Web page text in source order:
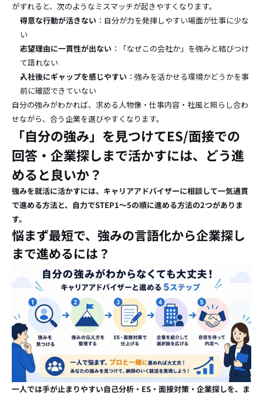
がずれると、次のようなミスマッチが起きやすくなります。
得意な行動が活きない ：自分が力を発揮しやすい場面が仕事に少な
い
志望理由に一貫性が出ない ：「なぜこの会社か」を強みと結びつけ
て語れない
入社後にギャップを感じやすい ：強みを活かせる環境かどうかを事
前に確認できていない
自分の強みがわかれば、求める人物像・仕事内容・社風と照らし合わ
せながら、合う企業を選びやすくなります。
「自分の強み」を見つけてES/面接での
回答・企業探しまで活かすには、どう進
めると良いか？
強みを就活に活かすには、キャリアアドバイザーに相談して一気通貫
で進める方法と、自力でSTEP1〜5の順に進める方法の2つがありま
す。
悩まず最短で、強みの言語化から企業探し
まで進めるには？
一人では手が止まりやすい自己分析・ES・面接対策・企業探しを、ま